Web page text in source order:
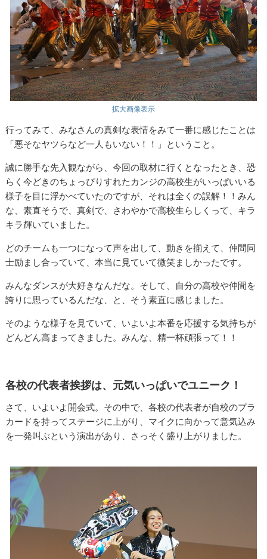
拡大画像表示
行ってみて、みなさんの真剣な表情をみて一番に感じたことは
「悪そなヤツらなど一人もいない！！」ということ。
誠に勝手な先入観ながら、今回の取材に行くとなったとき、恐
らく今どきのちょっぴりすれたカンジの高校生がいっぱいいる
様子を目に浮かべていたのですが、それは全くの誤解！！みん
な、素直そうで、真剣で、さわやかで高校生らしくって、キラ
キラ輝いていました。
どのチームも一つになって声を出して、動きを揃えて、仲間同
士励まし合っていて、本当に見ていて微笑ましかったです。
みんなダンスが大好きなんだな。そして、自分の高校や仲間を
誇りに思っているんだな、と、そう素直に感じました。
そのような様子を見ていて、いよいよ本番を応援する気持ちが
どんどん高まってきました。みんな、精一杯頑張って！！
各校の代表者挨拶は、元気いっぱいでユニーク！
さて、いよいよ開会式。その中で、各校の代表者が自校のプラ
カードを持ってステージに上がり、マイクに向かって意気込み
を一発叫ぶという演出があり、さっそく盛り上がりました。